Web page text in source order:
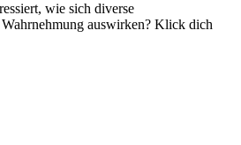
wie sich diverse
auswirken? Klick dich